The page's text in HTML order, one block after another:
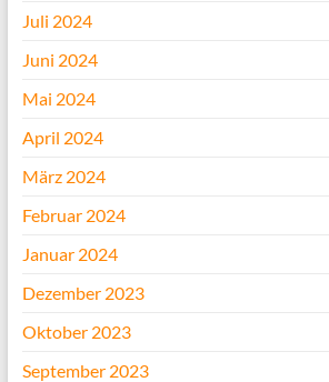
Juli 2024
Juni 2024
Mai 2024
April 2024
März 2024
Februar 2024
Januar 2024
Dezember 2023
Oktober 2023
September 2023